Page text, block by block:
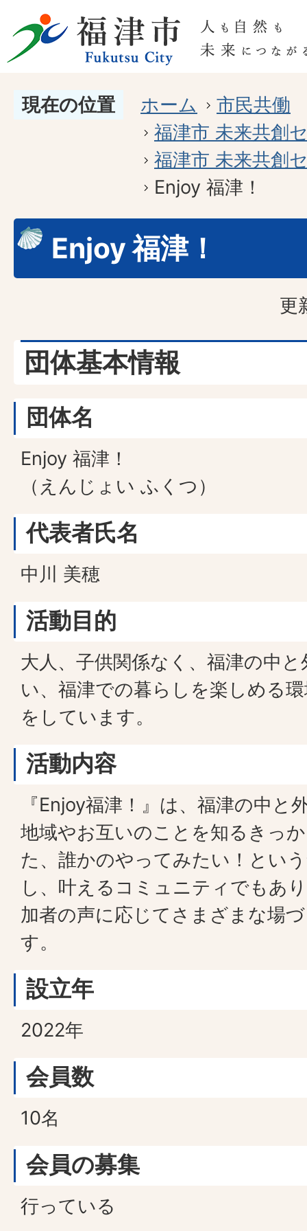
現在の位置 ホーム
市民共働
福津市 未来共創
福津市 未来共創
Enjoy 福津！
Enjoy 福津！
更
団体基本情報
団体名
Enjoy 福津！
（えんじょい ふくつ）
代表者氏名
中川 美穂
活動目的
大人、子供関係なく、福津の中
い、福津での暮らしを楽しめる
をしています。
活動内容
『Enjoy福津！』は、福津の中と
地域やお互いのことを知るきっ
た、誰かのやってみたい！とい
し、叶えるコミュニティでもあ
加者の声に応じてさまざまな場
す。
設立年
2022年
会員数
10名
会員の募集
行っている